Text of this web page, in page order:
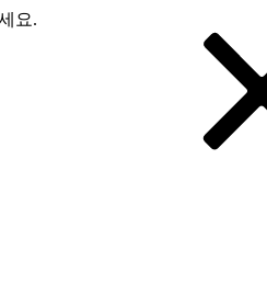
요.